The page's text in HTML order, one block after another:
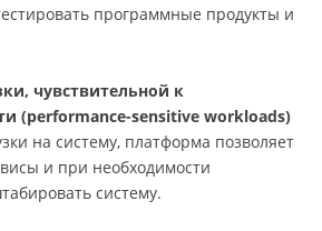
программные продукты и
чувствительной к
(performance-sensitive workloads)
на систему, платформа позволяет
и при необходимости
систему.